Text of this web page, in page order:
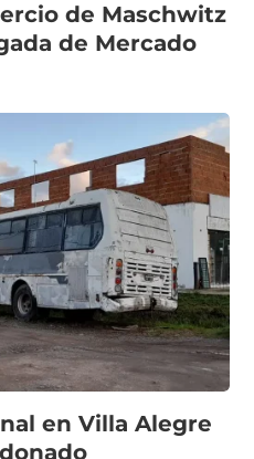
de Maschwitz
de Mercado
en Villa Alegre